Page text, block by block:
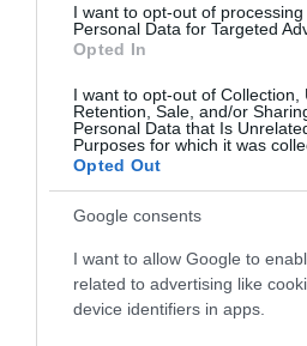
I want to opt-out of processing
Personal Data for Targeted
Opted In
I want to opt-out of Collection,
Retention, Sale, and/or
Personal Data that Is
Purposes for which it was
Opted Out
Google consents
I want to allow Google to
related to advertising like
device identifiers in apps.
akkori vezetője is, aki
bezárnak, tavasszal és
Ajánljuk figyelmedbe!
minden nap mekiztek,